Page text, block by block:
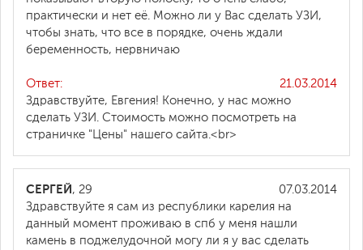
практически и нет её. Можно ли у Вас сделать УЗИ,
чтобы знать, что все в порядке, очень ждали
беременность, нервничаю
21.03.2014
Ответ:
Здравствуйте, Евгения! Конечно, у нас можно
сделать УЗИ. Стоимость можно посмотреть на
страничке "Цены" нашего сайта.<br>
07.03.2014
СЕРГЕЙ, 29
Здравствуйте я сам из республики карелия на
данный момент проживаю в спб у меня нашли
камень в поджелудочной могу ли я у вас сделать